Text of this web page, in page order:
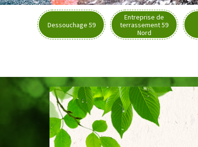
Dessouchage 59
Entreprise de
terrassement 59
Nord